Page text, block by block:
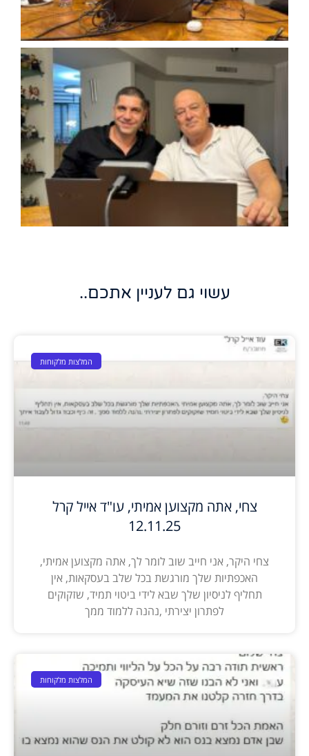
עשוי גם לעניין אתכם..
המלצות מלקוחות
צחי, אתה מקצוען אמיתי, עו"ד אייל קרל
12.11.25
צחי היקר, אני חייב שוב לומר לך, אתה מקצוען אמיתי,
האכפתיות שלך מורגשת בכל שלב בעסקאות, אין
תחליף לניסיון שלך שבא לידי ביטוי תמיד, שזקוקים
לפתרון יצירתי ,נהנה ללמוד ממך
המלצות מלקוחות